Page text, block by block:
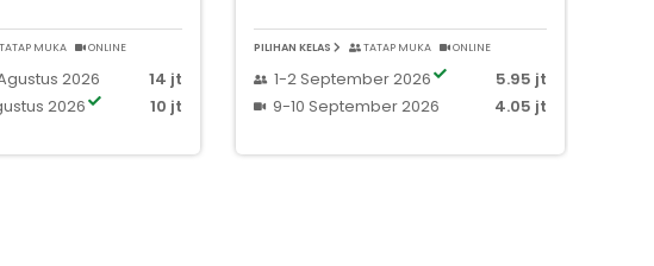
TATAP MUKA ONLINE
2026
14 jt
2026
10 jt
PILIHAN KELAS TATAP MUKA ONLINE
1-2 September 2026
5.95 jt
9-10 September 2026
4.05 jt